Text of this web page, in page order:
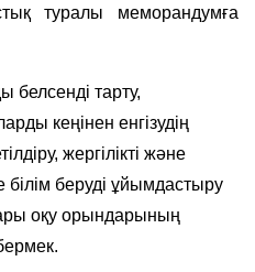
туралы меморандумға
тарту,
кеңінен енгізудің
жергілікті және
білім беруді ұйымдастыру
оқу орындарының